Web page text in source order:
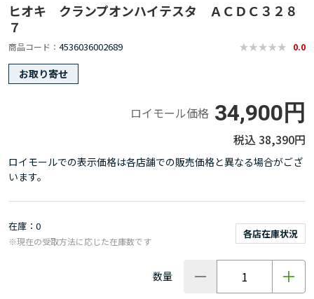
ヒオキ クランプオンハイテスタ ＡＣＤＣ３２８
７
商品コード 4536036002689 0.0
お取り寄せ
ロイモール価格 34,900円
38,390円
ロイモールでの表示価格は各店舗での販売価格と異なる場合がござ
います。
在庫 0
各店在庫状況
※現在の受取方法に応じた在庫数です
数量